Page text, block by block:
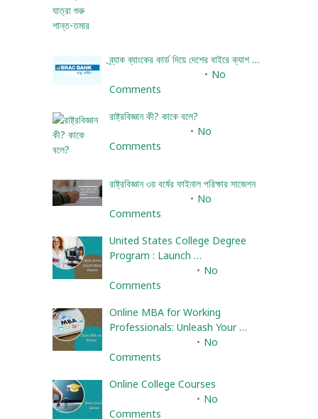
ব্র্যাক ব্যাংকের কার্ড দিয়ে দেশের বাইরে ক্যাশ …
No
Comments
রাষ্ট্রবিজ্ঞান কী? কাকে বলে?
No
Comments
রাষ্ট্রবিজ্ঞান ৩য় বর্ষের ফাইনাল পরিক্ষার সাজেশন
No
Comments
United States College Degree
Program : Launch …
No
Comments
Online MBA for Working
Professionals: Unleash Your …
No
Comments
Online College Courses
No
Comments